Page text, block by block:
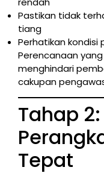
Pastikan tidak
tiang
Perhatikan
Perencanaan
menghindari
cakupan
Tahap
Tepat